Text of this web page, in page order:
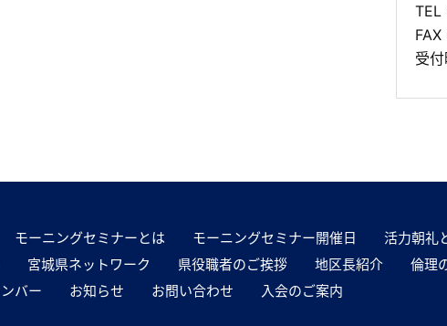
TEL
受
モーニングセミナーとは モーニングセミナー開催日 活力朝礼
宮城県ネットワーク 県役職者のご挨拶 地区長紹介 倫理
バー
お知らせ お問い合わせ 入会のご案内